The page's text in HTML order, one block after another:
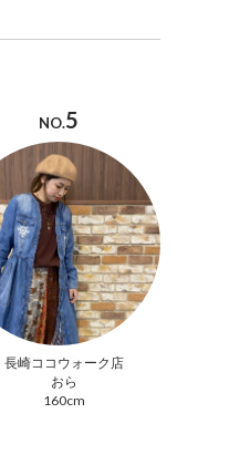
NO.5
長崎ココウォーク店
おら
160cm